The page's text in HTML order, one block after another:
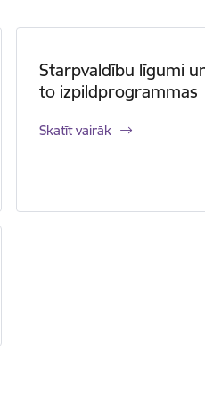
Starpvaldību līgumi
to izpildprogrammas
Skatīt vairāk